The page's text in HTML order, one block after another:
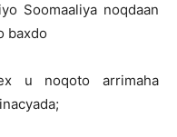
Soomaaliya noqdaan
baxdo
u noqoto arrimaha